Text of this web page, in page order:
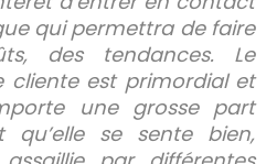
qui permettra de faire
des tendances. Le
est primordial et
une grosse part
se sente bien,